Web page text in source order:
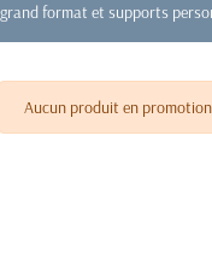
format et supports
Aucun produit en